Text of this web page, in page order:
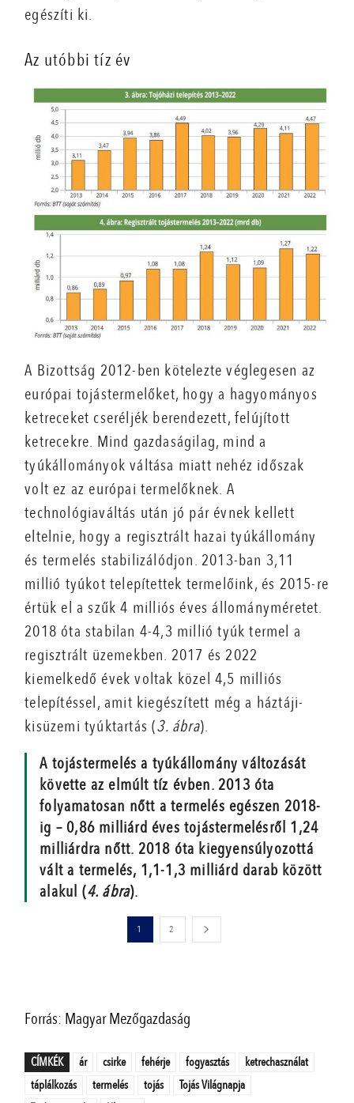
egészíti ki.
Az utóbbi tíz év
A Bizottság 2012-ben kötelezte véglegesen az
európai tojástermelőket, hogy a hagyományos
ketreceket cseréljék berendezett, felújított
ketrecekre. Mind gazdaságilag, mind a
tyúkállományok váltása miatt nehéz időszak
volt ez az európai termelőknek. A
technológiaváltás után jó pár évnek kellett
eltelnie, hogy a regisztrált hazai tyúkállomány
és termelés stabilizálódjon. 2013-ban 3,11
millió tyúkot telepítettek termelőink, és 2015-re
értük el a szűk 4 milliós éves állományméretet.
2018 óta stabilan 4-4,3 millió tyúk termel a
regisztrált üzemekben. 2017 és 2022
kiemelkedő évek voltak közel 4,5 milliós
telepítéssel, amit kiegészített még a háztáji-
kisüzemi tyúktartás (3. ábra).
A tojástermelés a tyúkállomány változását
követte az elmúlt tíz évben. 2013 óta
folyamatosan nőtt a termelés egészen 2018-
ig – 0,86 milliárd éves tojástermelésről 1,24
milliárdra nőtt. 2018 óta kiegyensúlyozottá
vált a termelés, 1,1-1,3 milliárd darab között
alakul (4. ábra).
1 2
Forrás: Magyar Mezőgazdaság
CÍMKÉK ár csirke fehérje fogyasztás
ketrechasználat
táplálkozás
termelés tojás
Tojás Világnapja